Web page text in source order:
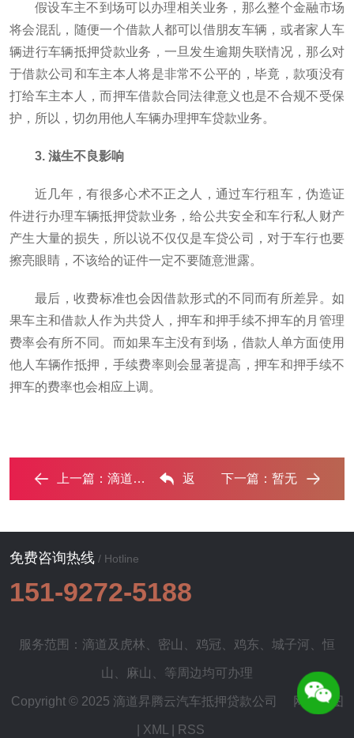
假设车主不到场可以办理相关业务，那么整个金融市场
将会混乱，随便一个借款人都可以借朋友车辆，或者家人车
辆进行车辆抵押贷款业务，一旦发生逾期失联情况，那么对
于借款公司和车主本人将是非常不公平的，毕竟，款项没有
打给车主本人，而押车借款合同法律意义也是不合规不受保
护，所以，切勿用他人车辆办理押车贷款业务。
3. 滋生不良影响
近几年，有很多心术不正之人，通过车行租车，伪造证
件进行办理车辆抵押贷款业务，给公共安全和车行私人财产
产生大量的损失，所以说不仅仅是车贷公司，对于车行也要
擦亮眼睛，不该给的证件一定不要随意泄露。
最后，收费标准也会因借款形式的不同而有所差异。如
果车主和借款人作为共贷人，押车和押手续不押车的月管理
费率会有所不同。而如果车主没有到场，借款人单方面使用
他人车辆作抵押，手续费率则会显著提高，押车和押手续不
押车的费率也会相应上调。
上一篇： 滴道押车贷款有哪些问题需要了解清楚? ...‌ 返 下一篇： 暂无
免费咨询热线 / Hotline
151-9272-5188
服务范围：滴道及 虎林 密山 鸡冠 鸡东 城子河 恒
山 麻山 、等周边均可办理
Copyright © 2025 滴道昇腾云汽车抵押贷款公司 网站地图
XML RSS